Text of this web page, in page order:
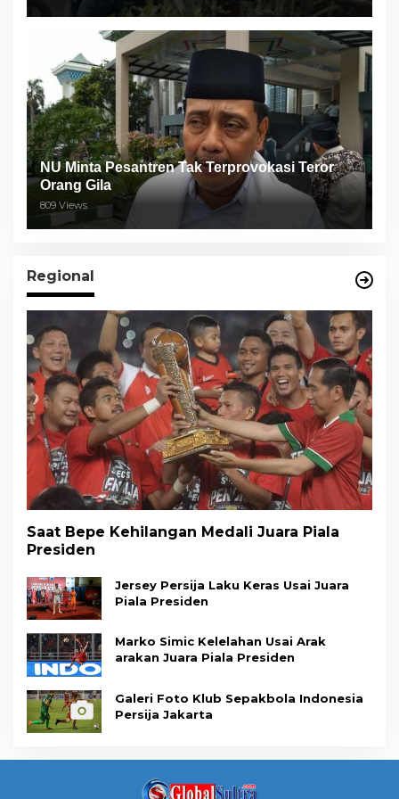
NU Minta Pesantren Tak Terprovokasi Teror
Orang Gila
809 Views
Regional
Saat Bepe Kehilangan Medali Juara Piala
Presiden
Jersey Persija Laku Keras Usai Juara
Piala Presiden
Marko Simic Kelelahan Usai Arak
arakan Juara Piala Presiden
Galeri Foto Klub Sepakbola Indonesia
Persija Jakarta